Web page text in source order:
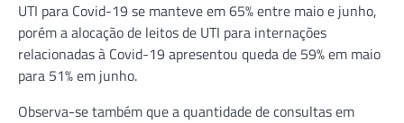
UTI para Covid-19 se manteve em 65% entre maio e junho,
porém a alocação de leitos de UTI para internações
relacionadas à Covid-19 apresentou queda de 59% em maio
para 51% em junho.
Observa-se também que a quantidade de consultas em